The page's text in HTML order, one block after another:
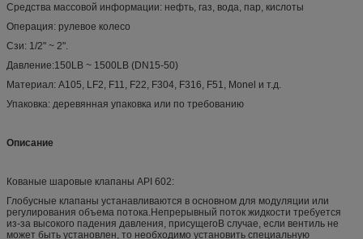
Средства массовой информации: нефть, газ, вода, пар, кислоты
Операция: рулевое колесо
Сзи: 1/2" ~ 2".
Давление:150LB ~ 1500LB (DN15-50)
Материал: A105, LF2, F11, F22, F304, F316, F51, Monel и т.д.
Упаковка: деревянная упаковка или по требованию
Описание
Кованые шаровые клапаны API 602:
Глобусные клапаны устанавливаются в основном для модуляции или
регулирования объема потока.Непрерывный поток жидкости требуется
из-за высокого падения давления, присущегоВ случае, если вентиль не
может быть установлен, то необходимо установить специальную